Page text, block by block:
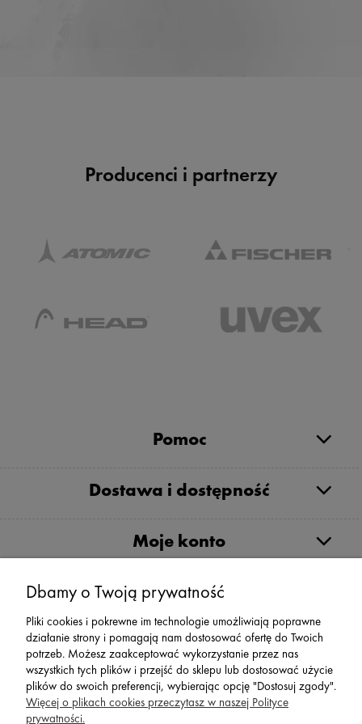
Producenci i partnerzy
Pomoc
Dostawa i dostępność
Moje konto
Serwis
Zwroty,Reklamacje Wymiany
Dbamy o Twoją prywatność
Pliki cookies i pokrewne im technologie umożliwiają poprawne
działanie strony i pomagają nam dostosować ofertę do Twoich
potrzeb. Możesz zaakceptować wykorzystanie przez nas
wszystkich tych plików i przejść do sklepu lub dostosować użycie
plików do swoich preferencji, wybierając opcję "Dostosuj zgody".
Więcej o plikach cookies przeczytasz w naszej Polityce
prywatności.